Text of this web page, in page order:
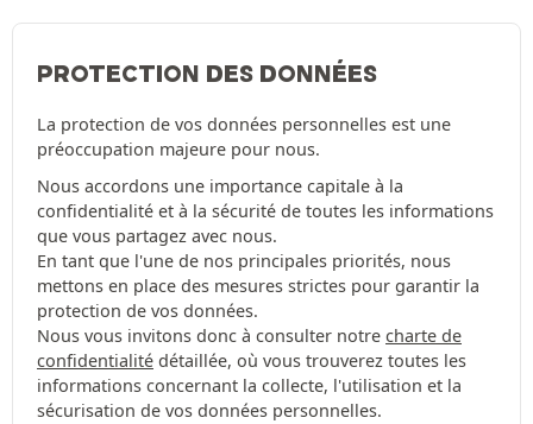
PROTECTION DES DONNÉES
La protection de vos données personnelles est une
préoccupation majeure pour nous.
Nous accordons une importance capitale à la
confidentialité et à la sécurité de toutes les informations
que vous partagez avec nous.
En tant que l'une de nos principales priorités, nous
mettons en place des mesures strictes pour garantir la
protection de vos données.
Nous vous invitons donc à consulter notre charte de
confidentialité détaillée, où vous trouverez toutes les
informations concernant la collecte, l'utilisation et la
sécurisation de vos données personnelles.